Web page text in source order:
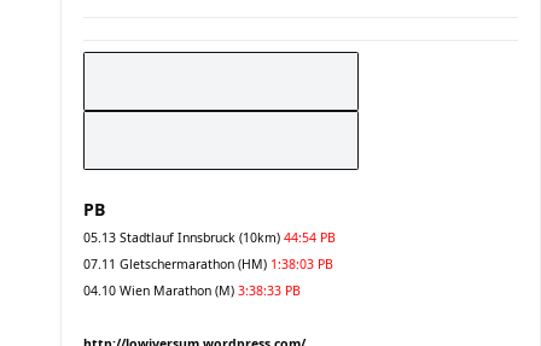
PB
05.13 Stadtlauf Innsbruck (10km) 44:54 PB
07.11 Gletschermarathon (HM) 1:38:03 PB
04.10 Wien Marathon (M) 3:38:33 PB